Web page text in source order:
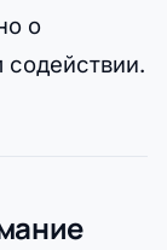
о
содействии.